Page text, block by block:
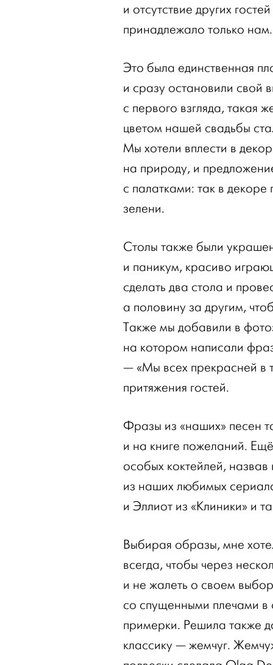
и отсутствие других
принадлежало только нам.
Это была единственная
и сразу остановили свой
с первого взгляда, такая
цветом нашей свадьбы
Мы хотели вплести в
на природу, и
с палатками: так в
зелени.
Столы также были
и паникум, красиво
сделать два стола и
а половину за другим,
Также мы добавили в
на котором написали
— «Мы всех прекрасней в
притяжения гостей.
Фразы из «наших» песен
и на книге пожеланий.
особых коктейлей,
из наших любимых
и Эллиот из «Клиники» и
Выбирая образы, мне
всегда, чтобы через
и не жалеть о своем
со спущенными плечами в
примерки. Решила также
классику — жемчуг.